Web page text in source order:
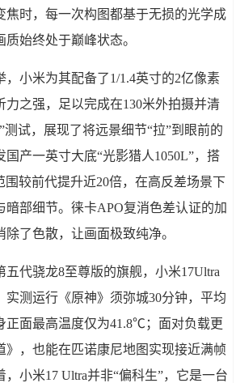
焦时，每一次构图都基于无损的光学成
始终处于巅峰状态。
，小米为其配备了1/1.4英寸的2亿像素
力之强，足以完成在130米外拍摄并清
测试，展现了将远景细节“拉”到眼前的
产一英寸大底“光影猎人1050L”，搭
围较前代提升近20倍，在高反差场景下
暗部细节。徕卡APO复消色差认证的加
了色散，让画面极致纯净。
五代骁龙8至尊版的旗舰，小米17Ultra
实测运行《原神》须弥城30分钟，平均
正面最高温度仅为41.8℃；面对负载更
》，也能在匹诺康尼地图实现接近满帧
小米17 Ultra并非“偏科生”，它是一台